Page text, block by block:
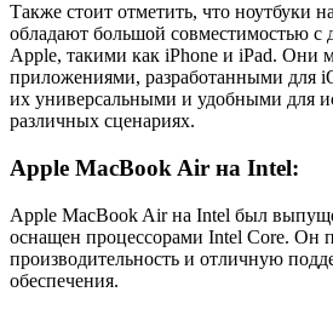
Также стоит отметить, что ноутбуки
обладают большой совместимостью с
Apple, такими как iPhone и iPad. Они
приложениями, разработанными для
их универсальными и удобными для
различных сценариях.
Apple MacBook Air на Intel:
Apple MacBook Air на Intel был
оснащен процессорами Intel Core. Он
производительность и отличную
обеспечения.